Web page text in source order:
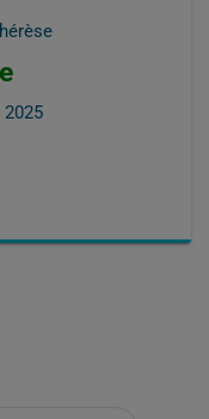
2025